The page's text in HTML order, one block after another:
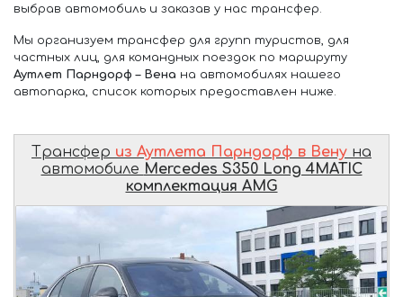
выбрав автомобиль и заказав у нас трансфер.
Мы организуем трансфер для групп туристов, для
частных лиц, для командных поездок по маршруту
Аутлет Парндорф – Вена на автомобилях нашего
автопарка, список которых предоставлен ниже.
Трансфер из Аутлета Парндорф в Вену на
автомобиле Mercedes S350 Long 4MATIC
комплектация AMG